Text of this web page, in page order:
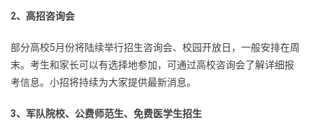
2、高招咨询会
部分高校5月份将陆续举行招生咨询会、校园开放日，一般安排在周
末。考生和家长可以有选择地参加，可通过高校咨询会了解详细报
考信息。小招将持续为大家提供最新消息。
3、军队院校、公费师范生、免费医学生招生